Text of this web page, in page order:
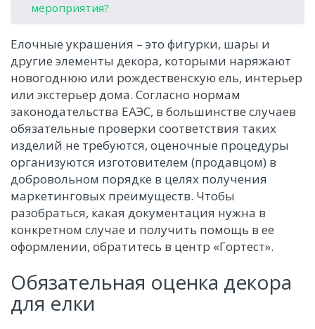
мероприятия?
Елочные украшения – это фигурки, шары и
другие элементы декора, которыми наряжают
новогоднюю или рождественскую ель, интерьер
или экстерьер дома. Согласно нормам
законодательства ЕАЭС, в большинстве случаев
обязательные проверки соответствия таких
изделий не требуются, оценочные процедуры
организуются изготовителем (продавцом) в
добровольном порядке в целях получения
маркетинговых преимуществ. Чтобы
разобраться, какая документация нужна в
конкретном случае и получить помощь в ее
оформлении, обратитесь в центр «Гортест».
Обязательная оценка декора
для елки